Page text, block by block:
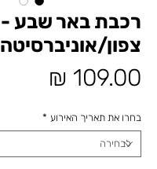
רכבת באר שבע -
צפון/אוניברסיטה
בחרו את תאריך האירוע *